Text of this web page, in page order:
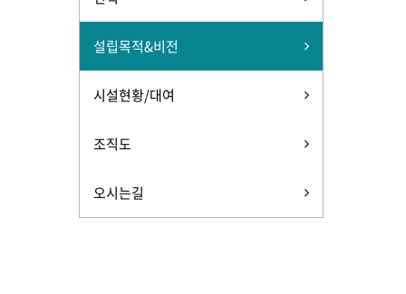
설립목적&비전
시설현황/대여
조직도
오시는길